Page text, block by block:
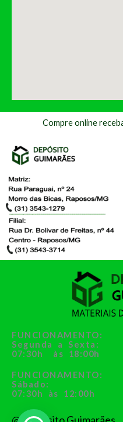
Compre online
FUNCIONAMENTO:
Segunda a Sexta:
07:30h às 18:00h
FUNCIONAMENTO:
Sábado:
07:30h às 12:00h